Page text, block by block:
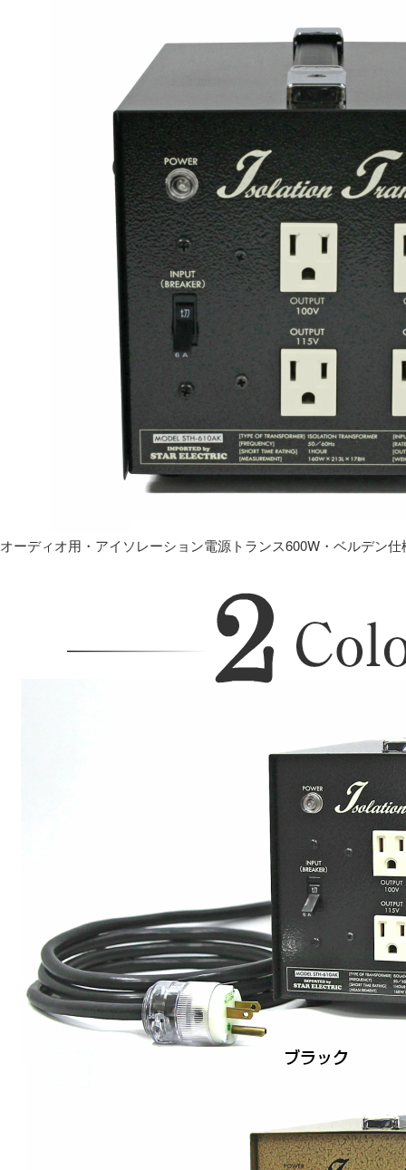
オーディオ用・アイソレーション電源トランス600W・ベルデン仕